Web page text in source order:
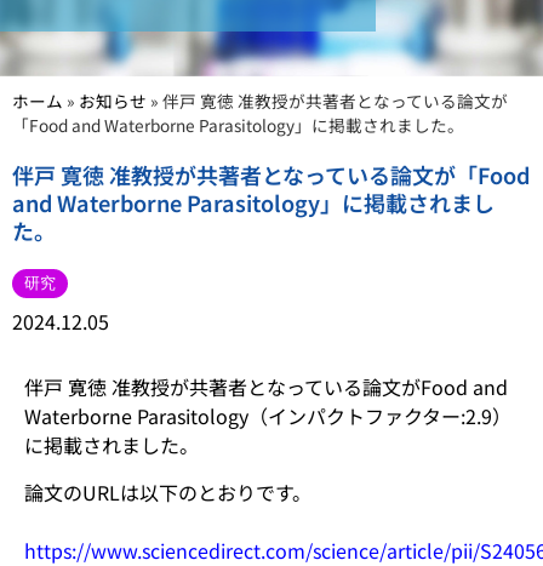
ホーム » お知らせ » 伴戸 寛徳 准教授が共著者となっている論文が
「Food and Waterborne Parasitology」に掲載されました。
伴戸 寛徳 准教授が共著者となっている論文が「Food
and Waterborne Parasitology」に掲載されまし
た。
研究
2024.12.05
伴戸 寛徳 准教授が共著者となっている論文がFood and
Waterborne Parasitology（インパクトファクター:2.9）
に掲載されました。
論文のURLは以下のとおりです。
https://www.sciencedirect.com/science/article/pii/